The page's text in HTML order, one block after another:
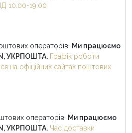
10.00-19.00
операторів. Ми працюємо
УКРПОШТА. Графік роботи
на офіційних сайтах поштових
операторів. Ми працюємо
УКРПОШТА. Час доставки